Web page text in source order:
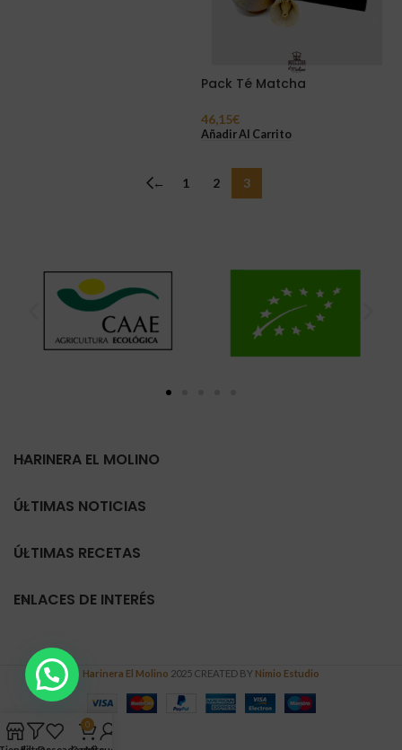
Pack Té Matcha
46,15€
Añadir Al Carrito
← 1 2 3
HARINERA EL MOLINO
ÚLTIMAS NOTICIAS
ÚLTIMAS RECETAS
ENLACES DE INTERÉS
Harinera El Molino 2025 CREATED BY Nimio Estudio
0